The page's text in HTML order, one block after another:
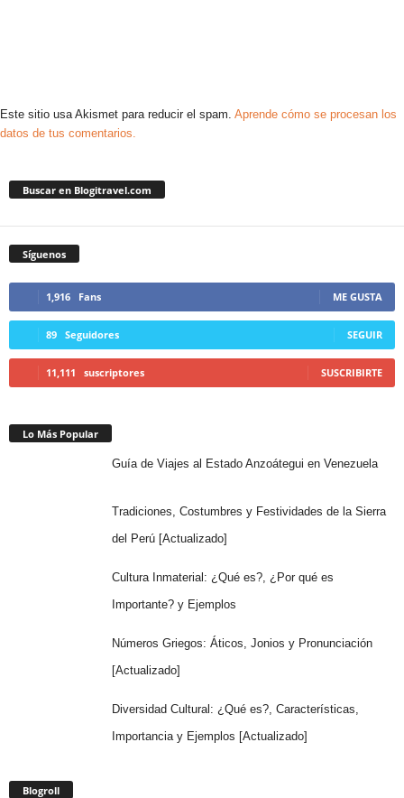
Este sitio usa Akismet para reducir el spam. Aprende cómo se procesan los
datos de tus comentarios.
Buscar en Blogitravel.com
Síguenos
1,916 Fans ME GUSTA
89 Seguidores SEGUIR
11,111 suscriptores SUSCRIBIRTE
Lo Más Popular
Guía de Viajes al Estado Anzoátegui en Venezuela
Tradiciones, Costumbres y Festividades de la Sierra
del Perú [Actualizado]
Cultura Inmaterial: ¿Qué es?, ¿Por qué es
Importante? y Ejemplos
Números Griegos: Áticos, Jonios y Pronunciación
[Actualizado]
Diversidad Cultural: ¿Qué es?, Características,
Importancia y Ejemplos [Actualizado]
Blogroll